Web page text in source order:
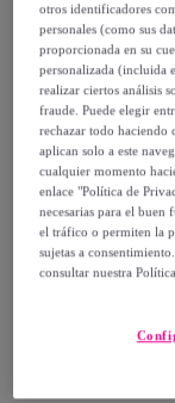
189,00 €
Vendido por
Entrega
otros identificadores
personales (como sus
proporcionada en su
personalizada (incluida
realizar ciertos análisis
fraude. Puede elegir
rechazar todo haciendo
aplican solo a este
cualquier momento
enlace "Política de
necesarias para el
el tráfico o permiten la
sujetas a
consultar nuestra